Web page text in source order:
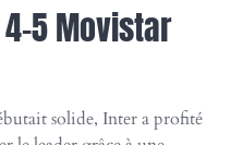
5 Movistar
solide, Inter a profité